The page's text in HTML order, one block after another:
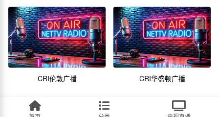
CRI伦敦广播 CRI华盛顿广播